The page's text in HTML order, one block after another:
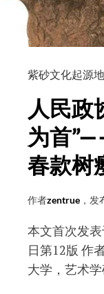
紫砂文化起源
人民政
为首
春款树
作者zentrue ，发
本文首次发
日第12版 作
大学，艺术